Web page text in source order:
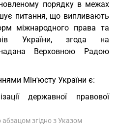
порядку в межах
питання, що випливають
міжнародного права та
України, згода на
Верховною Радою
Мін'юсту України є:
державної правової
згідно з Указом